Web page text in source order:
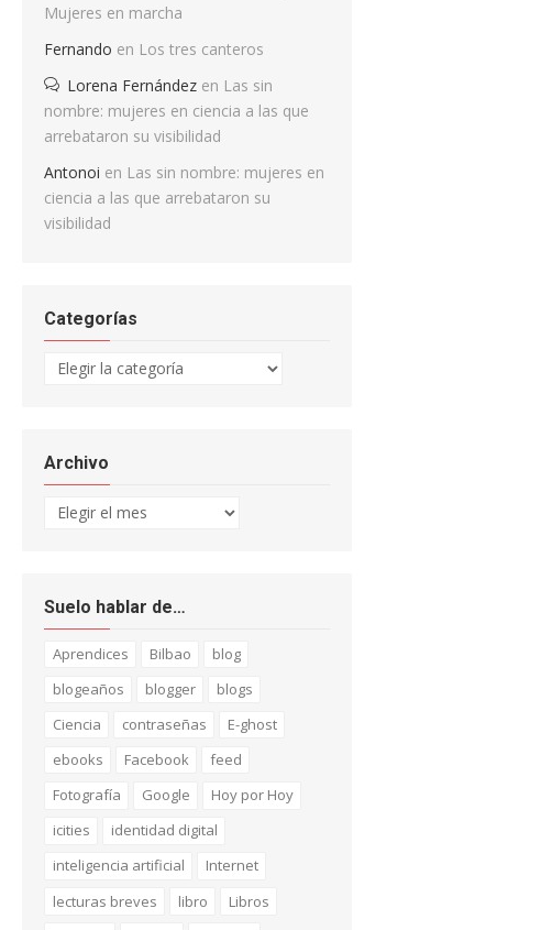
Mujeres en marcha
Fernando en Los tres canteros
Lorena Fernández en Las sin
nombre: mujeres en ciencia a las que
arrebataron su visibilidad
Antonoi en Las sin nombre: mujeres en
ciencia a las que arrebataron su
visibilidad
Categorías
Categorías
Archivo
Archivo
Suelo hablar de…
Aprendices Bilbao
blog
blogeaños
blogger
blogs
Ciencia
contraseñas
E-ghost
ebooks
Facebook
feed
Fotografía
Google
Hoy por Hoy
icities
identidad digital
inteligencia artificial
Internet
lecturas breves
libro
Libros